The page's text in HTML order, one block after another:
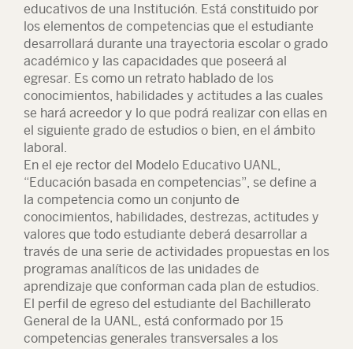
educativos de una Institución. Está constituido por
los elementos de competencias que el estudiante
desarrollará durante una trayectoria escolar o grado
académico y las capacidades que poseerá al
egresar. Es como un retrato hablado de los
conocimientos, habilidades y actitudes a las cuales
se hará acreedor y lo que podrá realizar con ellas en
el siguiente grado de estudios o bien, en el ámbito
laboral.
En el eje rector del Modelo Educativo UANL,
“Educación basada en competencias”, se define a
la competencia como un conjunto de
conocimientos, habilidades, destrezas, actitudes y
valores que todo estudiante deberá desarrollar a
través de una serie de actividades propuestas en los
programas analíticos de las unidades de
aprendizaje que conforman cada plan de estudios.
El perfil de egreso del estudiante del Bachillerato
General de la UANL, está conformado por 15
competencias generales transversales a los